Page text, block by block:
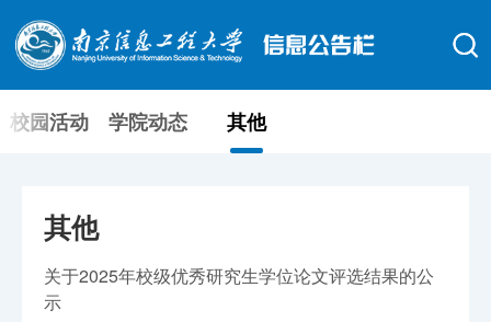
校园活动 学院动态 其他
其他
关于2025年校级优秀研究生学位论文评选结果的公
示